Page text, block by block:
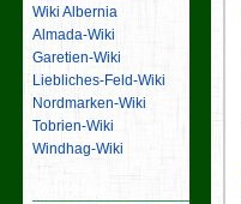
Wiki Albernia
Almada-Wiki
Garetien-Wiki
Liebliches-Feld-Wiki
Nordmarken-Wiki
Tobrien-Wiki
Windhag-Wiki